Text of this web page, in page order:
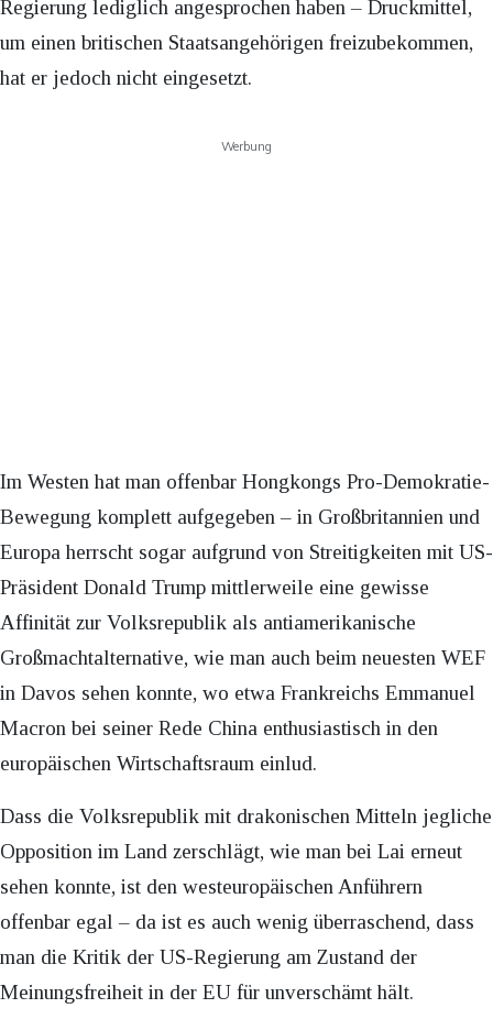
Regierung lediglich angesprochen haben – Druckmittel,
um einen britischen Staatsangehörigen freizubekommen,
hat er jedoch nicht eingesetzt.
Werbung
Im Westen hat man offenbar Hongkongs Pro-Demokratie-
Bewegung komplett aufgegeben – in Großbritannien und
Europa herrscht sogar aufgrund von Streitigkeiten mit US-
Präsident Donald Trump mittlerweile eine gewisse
Affinität zur Volksrepublik als antiamerikanische
Großmachtalternative, wie man auch beim neuesten WEF
in Davos sehen konnte, wo etwa Frankreichs Emmanuel
Macron bei seiner Rede China enthusiastisch in den
europäischen Wirtschaftsraum einlud.
Dass die Volksrepublik mit drakonischen Mitteln jegliche
Opposition im Land zerschlägt, wie man bei Lai erneut
sehen konnte, ist den westeuropäischen Anführern
offenbar egal – da ist es auch wenig überraschend, dass
man die Kritik der US-Regierung am Zustand der
Meinungsfreiheit in der EU für unverschämt hält.